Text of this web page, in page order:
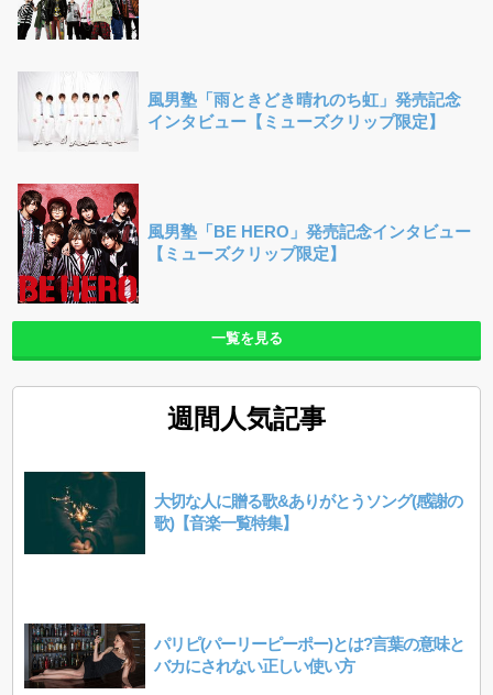
風男塾「雨ときどき晴れのち虹」発売記念
インタビュー【ミューズクリップ限定】
風男塾「BE HERO」発売記念インタビュー
【ミューズクリップ限定】
一覧を見る
週間人気記事
大切な人に贈る歌&ありがとうソング(感謝の
歌)【音楽一覧特集】
パリピ(パーリーピーポー)とは?言葉の意味と
バカにされない正しい使い方